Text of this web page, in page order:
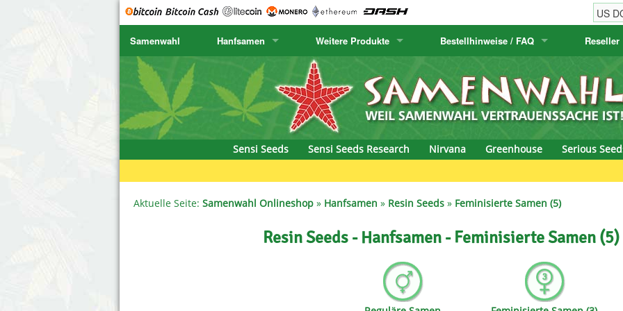
Samenwahl Hanfsamen
SENSI SEEDS
SENSI SEEDS RESEARCH
NIRVANA
SERIOUS SEEDS
CBD Crew
Chronic & Caviar
Delicious Seeds
Dr. Underground Seeds
Dutch Passion
Humboldt Seed Company
Humboldt Seeds
Kannabia
K.C. Brains
La Semilla Automatica
Positronics
Prana Medical
Ripper Seeds
Royal Queen
Samsara Seeds
Seedsman
Weitere Produkte
Kakteensamen
Kanarische Flora
Bestellhinweise / FAQ
Bestellhinweise
Versandhinweise
Reseller
E-MAIL
PASSWORT
Sensi Seeds Sensi Seeds Research Nirvana Greenhouse Serious
Green
Aktuelle Seite: Samenwahl Onlineshop » Hanfsamen » Resin Seeds » Feminisierte Samen (5)
Resin Seeds - Hanfsamen - Feminisierte Samen (5)